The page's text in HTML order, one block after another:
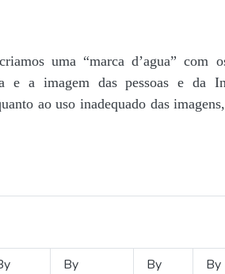
uma “marca d’agua”
a imagem das pessoas e da
ao uso inadequado das
By
By
By